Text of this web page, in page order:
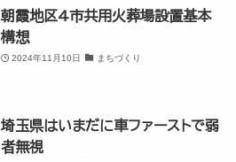
朝霞地区4市共用火葬場設置基本
構想
2024年11月10日 まちづくり
埼玉県はいまだに車ファーストで弱
者無視